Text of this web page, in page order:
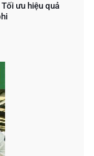
ưu hiệu quả